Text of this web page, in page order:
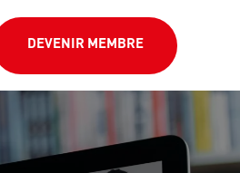
DEVENIR MEMBRE